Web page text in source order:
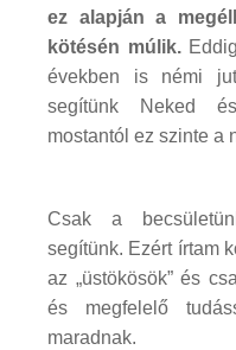
ez alapján a
kötésén múlik.
években is némi
segítünk Neked
mostantól ez szinte a
Csak a
segítünk. Ezért írtam
az „üstökösök” és
és megfelelő
maradnak.